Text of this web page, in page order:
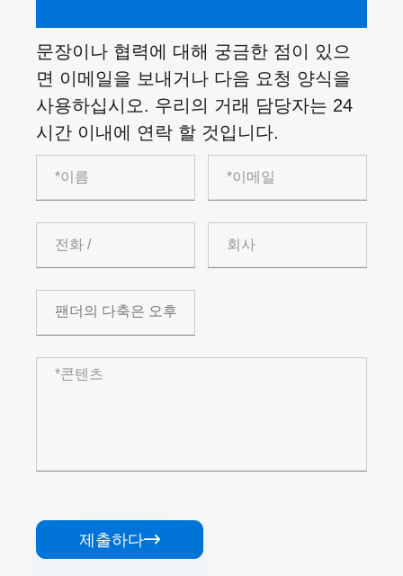
문장이나 협력에 대해 궁금한 점이 있으
면 이메일을 보내거나 다음 요청 양식을
사용하십시오. 우리의 거래 담당자는 24
시간 이내에 연락 할 것입니다.
제출하다